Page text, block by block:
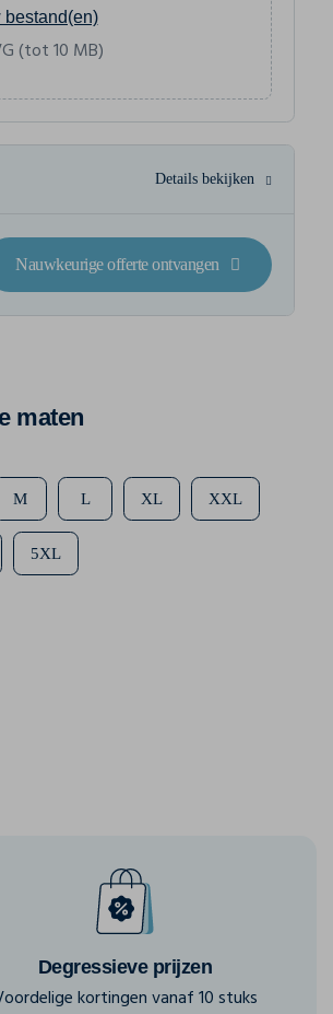
bestand(en)
(tot 10 MB)
Details bekijken
Nauwkeurige offerte ontvangen
maten
M L XL XXL
5XL
Degressieve prijzen
kortingen vanaf 10 stuks